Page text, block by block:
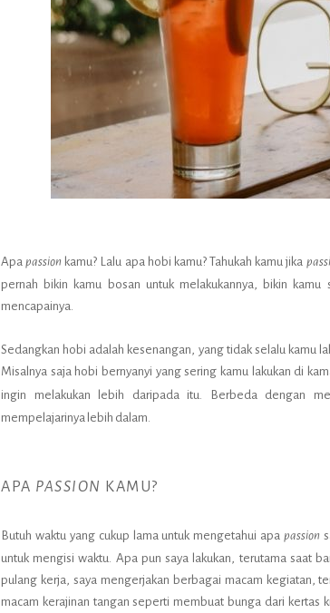
Apa passion kamu? Lalu apa hobi kamu? Tahukah kamu jika
pernah bikin kamu bosan untuk melakukannya, bikin
mencapainya.
Sedangkan hobi adalah kesenangan, yang tidak selalu kamu
Misalnya saja hobi bernyanyi yang sering kamu lakukan di
ingin melakukan lebih daripada itu. Berbeda dengan
mempelajarinya lebih dalam.
APA PASSION KAMU?
Butuh waktu yang cukup lama untuk mengetahui apa passion
untuk mengisi waktu. Apa pun saya lakukan, terutama saat
pulang kerja, saya mengerjakan berbagai macam kegiatan,
macam kerajinan tangan seperti membuat bunga dari